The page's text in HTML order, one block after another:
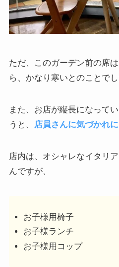
ただ、このガーデン前の席
ら、かなり寒いとのことで
また、お店が縦長になって
うと、 店員さんに気づかれ
店内は、オシャレなイタリ
んですが、
お子様用椅子
お子様ランチ
お子様用コップ